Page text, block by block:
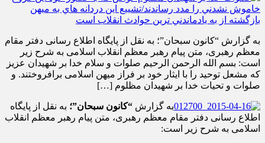
به گزارش “کانون سبحان”؛ به نقل از پایگاه اطلاع رسانی دفتر مقام
معظم رهبری، متن پیام رهبر معظم انقلاب اسلامی به شرح زیر
است: بسم الله الرحمن الرحیم صلوات و سلام خدا بر شهیدان عزیز
که مشعل توحید را با ایثار خود بر فراز میهن اسلامی برافروختند. و
صلوات و تحیات خدا بر شهیدان مظلوم […]
به گزارش “کانون سبحان”؛ به نقل از پایگاه
اطلاع رسانی دفتر مقام معظم رهبری، متن پیام رهبر معظم انقلاب
اسلامی به شرح زیر است: